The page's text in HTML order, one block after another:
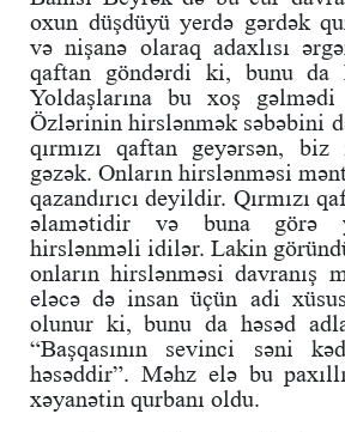
oxun düşdüyü yerdə gərdək
və nişanə olaraq adaxlısı
qaftan göndərdi ki, bunu da
Yoldaşlarına bu xoş
Özlərinin hirslənmək səbəbini
qırmızı qaftan geyərsən,
gəzək. Onların hirslənməsi
qazandırıcı deyildir. Qırmızı
əlamətidir və buna görə
hirslənməli idilər. Lakin
onların hirslənməsi davranış
eləcə də insan üçün adi
olunur ki, bunu da həsəd
“Başqasının sevinci səni
həsəddir”. Məhz elə bu
xəyanətin qurbanı oldu.